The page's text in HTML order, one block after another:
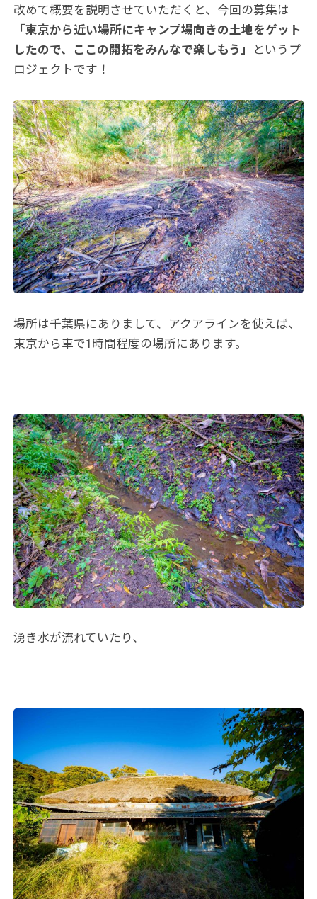
改めて概要を説明させていただくと、今回の募集は
「東京から近い場所にキャンプ場向きの土地をゲット
したので、ここの開拓をみんなで楽しもう」
というプ
ロジェクトです！
場所は千葉県にありまして、アクアラインを使えば、
東京から車で1時間程度の場所にあります。
湧き水が流れていたり、